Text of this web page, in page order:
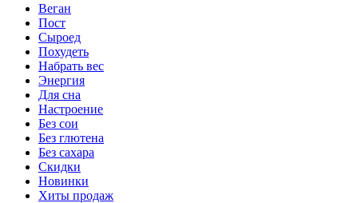
Веган
Пост
Сыроед
Похудеть
Набрать вес
Энергия
Для сна
Настроение
Без сои
Без глютена
Без сахара
Скидки
Новинки
Хиты продаж